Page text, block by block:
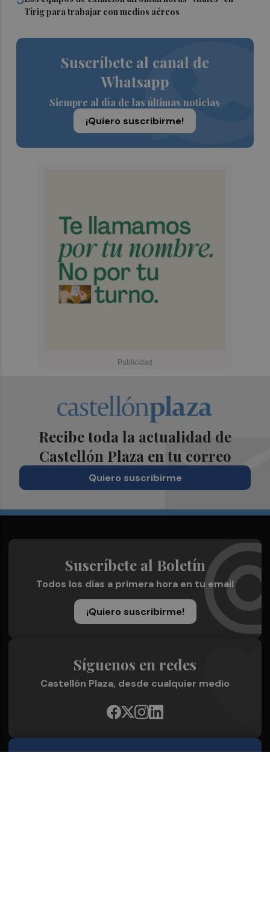
Tírig para trabajar con medios aéreos
Suscríbete al canal de
Whatsapp
Siempre al día de las últimas noticias
¡Quiero suscribirme!
Recibe toda la actualidad de
Castellón Plaza en tu correo
Quiero suscribirme
Suscríbete al Boletín
Todos los días a primera hora en tu email
¡Quiero suscribirme!
Síguenos en redes
Castellón Plaza, desde cualquier medio